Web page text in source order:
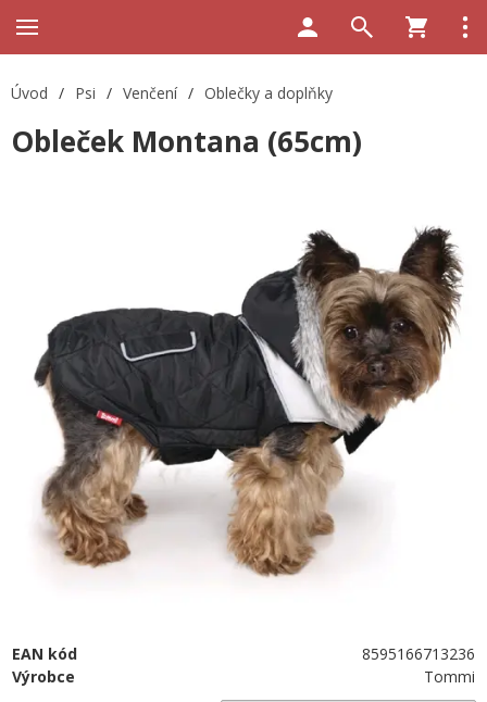
Úvod / Psi / Venčení / Oblečky a doplňky
Obleček Montana (65cm)
EAN kód
8595166713236
Výrobce
Tommi